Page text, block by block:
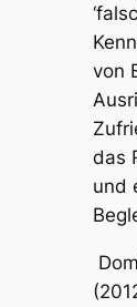
von
das
und